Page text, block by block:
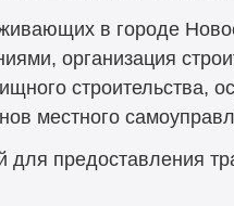
в городе
организация
строительства,
местного
для предоставления